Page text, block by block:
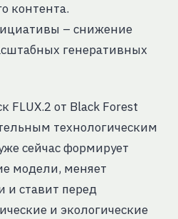
контента.
– снижение
генеративных
FLUX.2 от Black Forest
технологическим
сейчас формирует
модели, меняет
и ставит перед
и экологические